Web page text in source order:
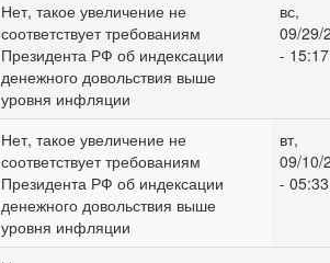
Нет, такое увеличение не
соответствует требованиям
Президента РФ об индексации
денежного довольствия выше
уровня инфляции
вс,
09/29/
- 15:17
Нет, такое увеличение не
соответствует требованиям
Президента РФ об индексации
денежного довольствия выше
уровня инфляции
вт,
09/10/
- 05:33